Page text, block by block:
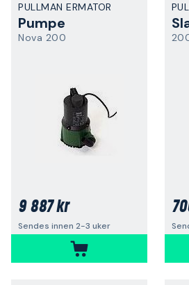
PULLMAN ERMATOR
Pumpe
Nova 200
9 887 kr
Sendes innen 2-3 uker